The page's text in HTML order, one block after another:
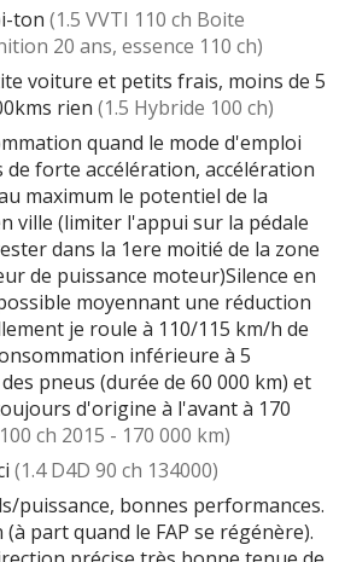
ton (1.5 VVTI 110 ch Boite
20 ans, essence 110 ch)
voiture et petits frais, moins de 5
rien (1.5 Hybride 100 ch)
quand le mode d'emploi
de forte accélération, accélération
maximum le potentiel de la
ville (limiter l'appui sur la pédale
dans la 1ere moitié de la zone
de puissance moteur)Silence en
moyennant une réduction
je roule à 110/115 km/h de
inférieure à 5
pneus (durée de 60 000 km) et
d'origine à l'avant à 170
ch 2015 - 170 000 km)
(1.4 D4D 90 ch 134000)
puissance, bonnes performances.
part quand le FAP se régénère).